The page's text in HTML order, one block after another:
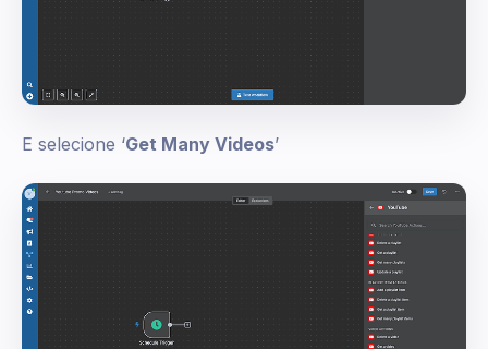
E selecione ‘Get Many Videos’